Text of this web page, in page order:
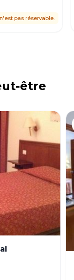
pas réservable.
être